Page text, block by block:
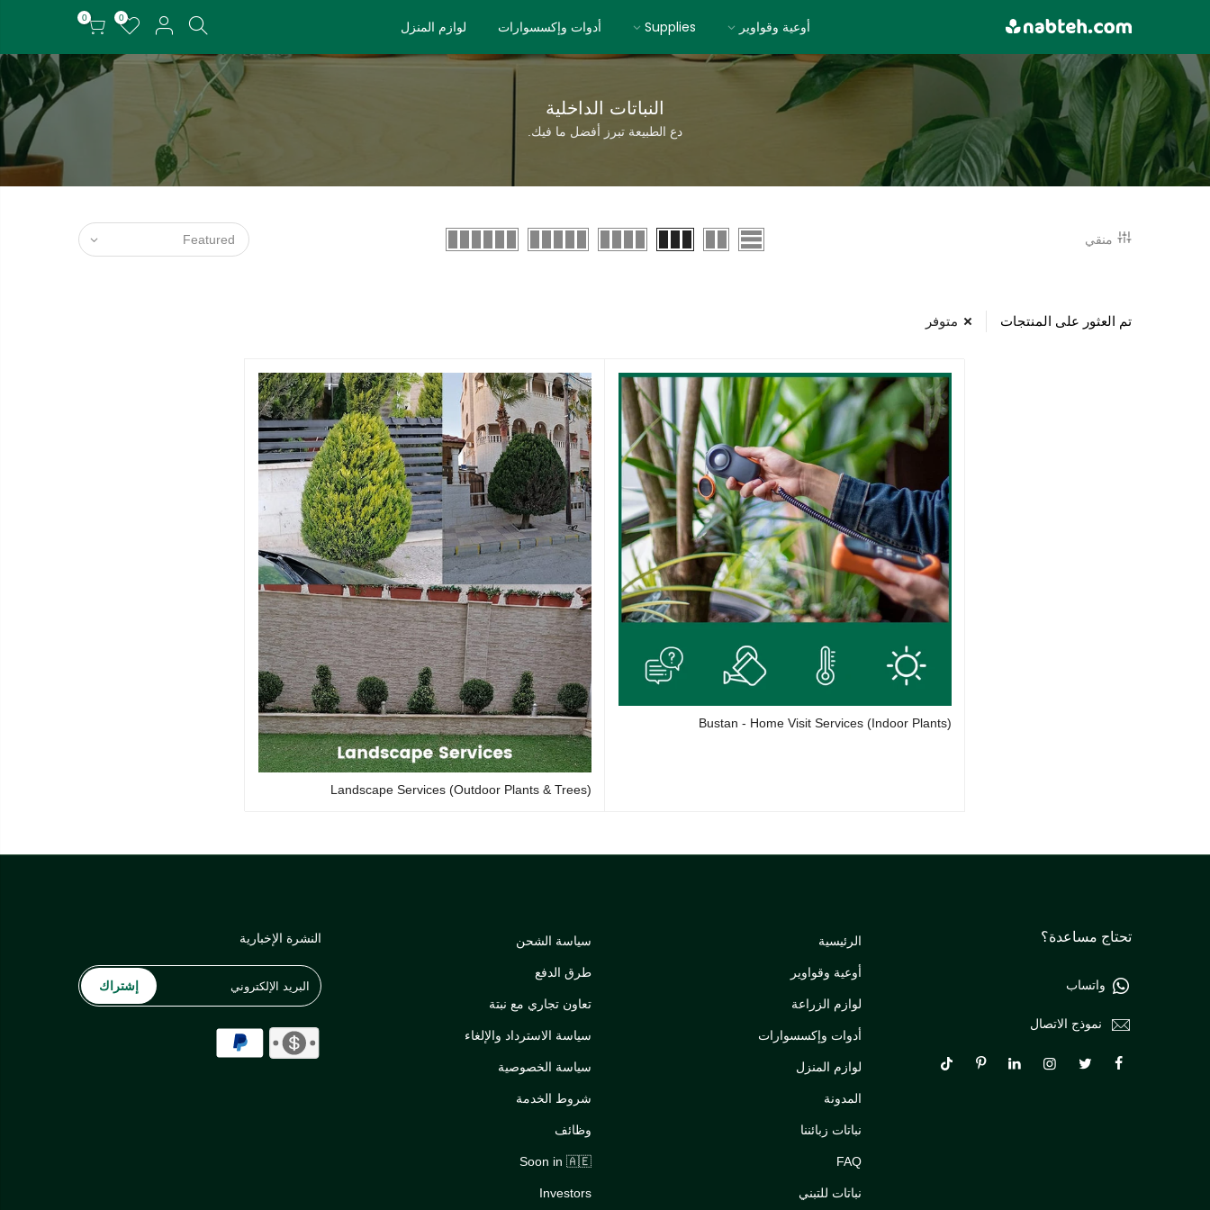
أوعية وقواوير Supplies أدوات وإكسسوارات لوازم المنزل
0
0
النباتات الداخلية
دع الطبيعة تبرز أفضل ما فيك.
منقي Featured
تم العثور على المنتجات متوفر
Bustan - Home Visit Services (Indoor Plants)
Landscape Services (Outdoor Plants & Trees)
تحتاج مساعدة؟
واتساب
نموذج الاتصال
الرئيسية
أوعية وقواوير
لوازم الزراعة
أدوات وإكسسوارات
لوازم المنزل
المدونة
نباتات زبائننا
FAQ
نباتات للتبني
سياسة الشحن
طرق الدفع
تعاون تجاري مع نبتة
سياسة الاسترداد والإلغاء
سياسة الخصوصية
شروط الخدمة
وظائف
Soon in 🇦🇪
Investors
النشرة الإخبارية
إشتراك